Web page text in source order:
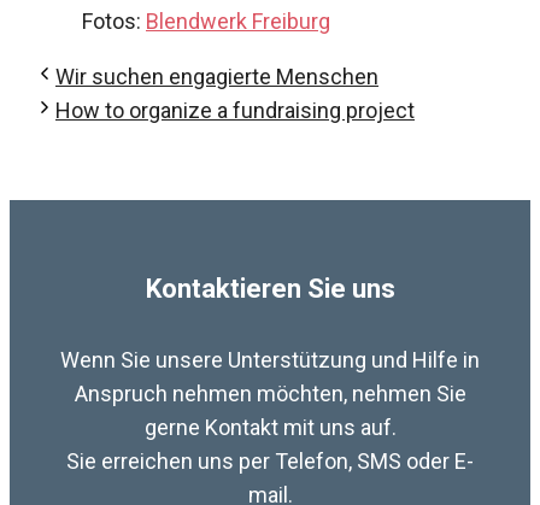
Fotos: Blendwerk Freiburg
Wir suchen engagierte Menschen
How to organize a fundraising project
Kontaktieren Sie uns
Wenn Sie unsere Unterstützung und Hilfe in
Anspruch nehmen möchten, nehmen Sie
gerne Kontakt mit uns auf.
Sie erreichen uns per Telefon, SMS oder E-
mail.